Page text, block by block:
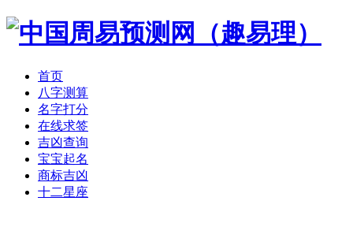
首页
八字测算
名字打分
在线求签
吉凶查询
宝宝起名
商标吉凶
十二星座